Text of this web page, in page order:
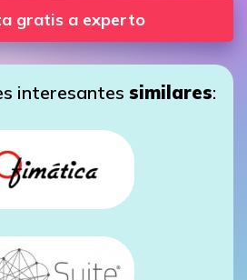
gratis a experto
interesantes similares: